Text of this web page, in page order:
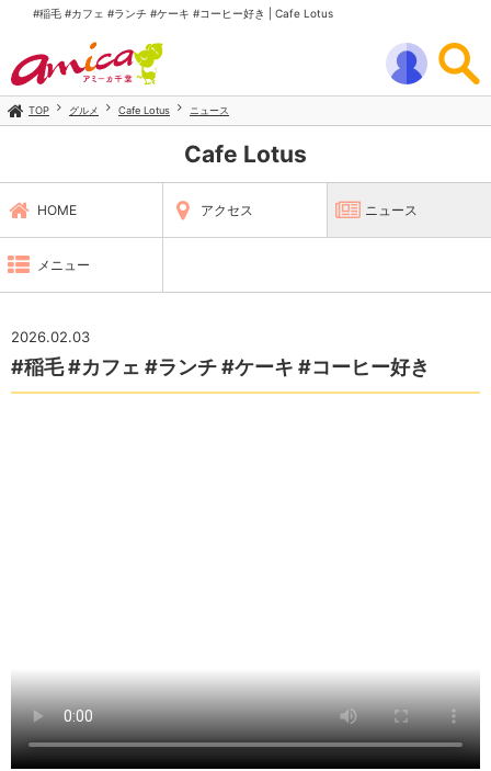
#稲毛 #カフェ #ランチ #ケーキ #コーヒー好き | Cafe Lotus
TOP グルメ Cafe Lotus ニュース
Cafe Lotus
HOME アクセス ニュース
メニュー
2026.02.03
#稲毛 #カフェ #ランチ #ケーキ #コーヒー好き